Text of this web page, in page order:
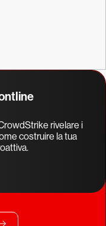
rivelare i
costruire la tua